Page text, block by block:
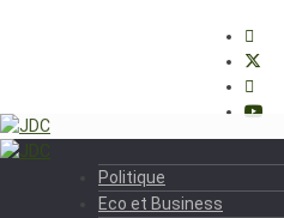
Politique
Eco et Business